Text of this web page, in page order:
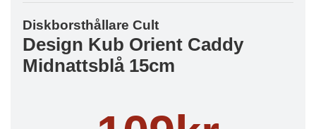
Diskborsthållare Cult
Design Kub Orient Caddy
Midnattsblå 15cm